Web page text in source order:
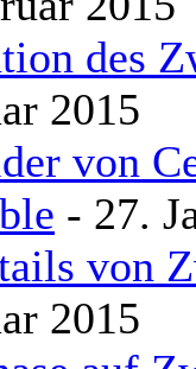
des
2015
von
- 27.
von
2015